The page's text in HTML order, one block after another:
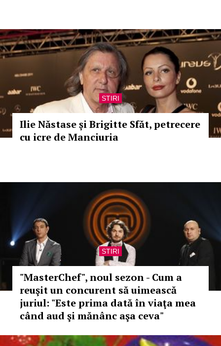
STIRI
Ilie Năstase și Brigitte Sfăt, petrecere
cu icre de Manciuria
STIRI
"MasterChef", noul sezon - Cum a
reuşit un concurent să uimească
juriul: "Este prima dată în viaţa mea
când aud şi mănânc aşa ceva"